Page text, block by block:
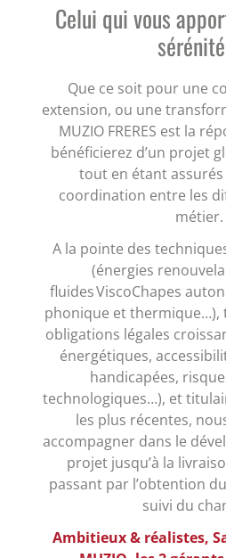
Celui qui vous
Que ce soit pour une
extension, ou une
MUZIO FRERES est la
bénéficierez d’un projet
tout en étant assurés
coordination entre les
métier.
A la pointe des
(énergies
fluides ViscoChapes
phonique et thermique…),
obligations légales
énergétiques,
handicapées,
technologiques…), et
les plus récentes,
accompagner dans le
projet jusqu’à la
passant par l’obtention
suivi du
Ambitieux & réalistes,